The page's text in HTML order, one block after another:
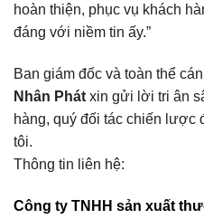
hoàn thiện, phục vụ khách
đáng với niềm tin ấy.”
Ban giám đốc và toàn thể
Nhân Phát xin gửi lời tri ân
hàng, quý đối tác chiến lược
tôi.
Thông tin liên hệ:
Công ty TNHH sản xuất